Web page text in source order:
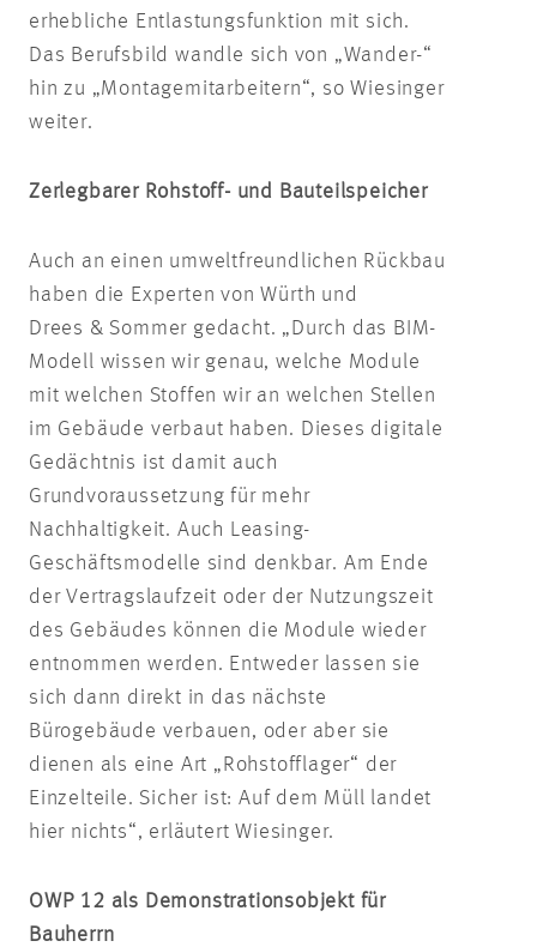
erhebliche Entlastungsfunktion mit sich.
Das Berufsbild wandle sich von „Wander-“
hin zu „Montagemitarbeitern“, so Wiesinger
weiter.
Zerlegbarer Rohstoff- und Bauteilspeicher
Auch an einen umweltfreundlichen Rückbau
haben die Experten von Würth und
Drees & Sommer gedacht. „Durch das BIM-
Modell wissen wir genau, welche Module
mit welchen Stoffen wir an welchen Stellen
im Gebäude verbaut haben. Dieses digitale
Gedächtnis ist damit auch
Grundvoraussetzung für mehr
Nachhaltigkeit. Auch Leasing-
Geschäftsmodelle sind denkbar. Am Ende
der Vertragslaufzeit oder der Nutzungszeit
des Gebäudes können die Module wieder
entnommen werden. Entweder lassen sie
sich dann direkt in das nächste
Bürogebäude verbauen, oder aber sie
dienen als eine Art „Rohstofflager“ der
Einzelteile. Sicher ist: Auf dem Müll landet
hier nichts“, erläutert Wiesinger.
OWP 12 als Demonstrationsobjekt für
Bauherrn